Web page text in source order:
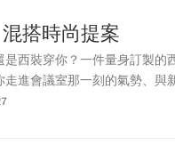
搭時尚提案
是西裝穿你？一件量身訂製
走進會議室那一刻的氣勢、與
看見最好的自我。